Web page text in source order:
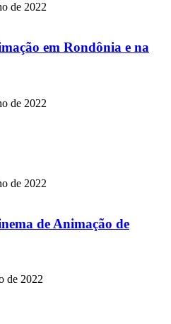
de 2022
em Rondônia e na
de 2022
de 2022
de Animação de
de 2022